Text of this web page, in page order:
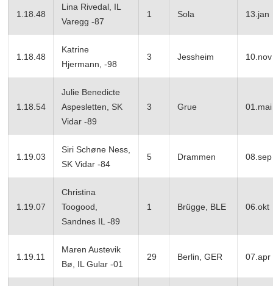
1.18.48
Lina Rivedal, IL
Varegg -87
1 Sola 13.jan
1.18.48
Katrine
Hjermann, -98
3 Jessheim 10.nov
1.18.54
Julie Benedicte
Aspesletten, SK
Vidar -89
3 Grue 01.mai
1.19.03
Siri Schøne Ness,
SK Vidar -84
5 Drammen 08.sep
1.19.07
Christina
Toogood,
Sandnes IL -89
1 Brügge, BLE 06.okt
1.19.11
Maren Austevik
Bø, IL Gular -01
29 Berlin, GER 07.apr